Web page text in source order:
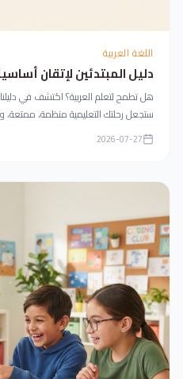
اللغة العربية
دليل المبتدئين لإتقان
هل تطمح لتعلم العربية؟ اكتشف في
ستجعل رحلتك التعليمية منظمة، ممتعة،
2026-07-27